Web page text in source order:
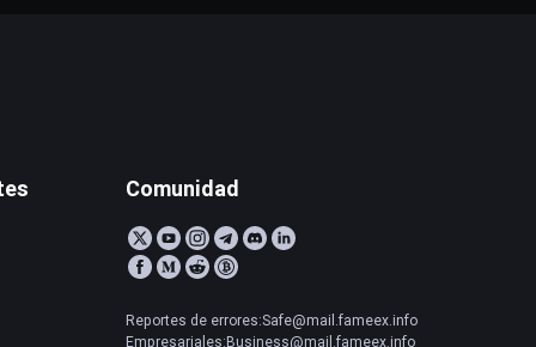
Comunidad
Reportes de errores:Safe@mail.fameex.info
Empresariales:Business@mail.fameex.info